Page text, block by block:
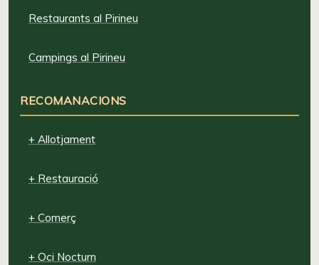
Restaurants al Pirineu
Campings al Pirineu
RECOMANACIONS
+ Allotjament
+ Restauració
+ Comerç
+ Oci Nocturn